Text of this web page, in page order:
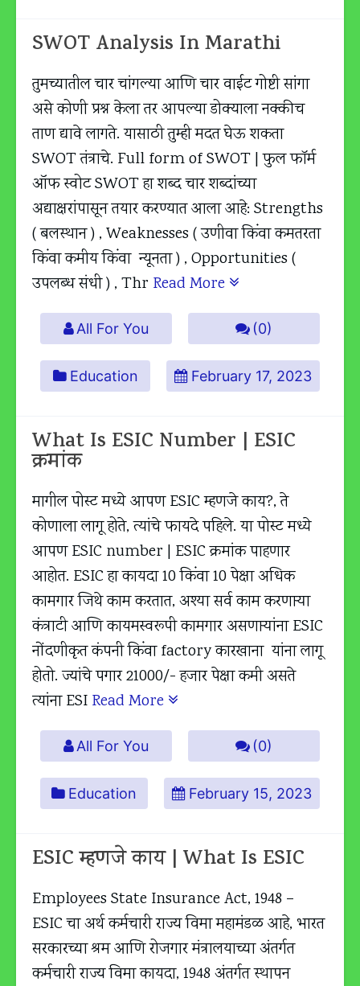
SWOT Analysis In Marathi
तुमच्यातील चार चांगल्या आणि चार वाईट गोष्टी सांगा
असे कोणी प्रश्न केला तर आपल्या डोक्याला नक्कीच
ताण द्यावे लागते. यासाठी तुम्ही मदत घेऊ शकता
SWOT तंत्राचे. Full form of SWOT | फुल फॉर्म
ऑफ स्वोट SWOT हा शब्द चार शब्दांच्या
अद्याक्षरांपासून तयार करण्यात आला आहे: Strengths
( बलस्थान ) , Weaknesses ( उणीवा किंवा कमतरता
किंवा कमीय किंवा न्यूनता ) , Opportunities (
उपलब्ध संधी ) , Thr Read More
All For You (0)
Education February 17, 2023
What Is ESIC Number | ESIC
क्रमांक
मागील पोस्ट मध्ये आपण ESIC म्हणजे काय?, ते
कोणाला लागू होते, त्यांचे फायदे पहिले. या पोस्ट मध्ये
आपण ESIC number | ESIC क्रमांक पाहणार
आहोत. ESIC हा कायदा 10 किंवा 10 पेक्षा अधिक
कामगार जिथे काम करतात, अश्या सर्व काम करणाऱ्या
कंत्राटी आणि कायमस्वरूपी कामगार असणाऱ्यांना ESIC
नोंदणीकृत कंपनी किंवा factory कारखाना यांना लागू
होतो. ज्यांचे पगार 21000/- हजार पेक्षा कमी असते
त्यांना ESI Read More
All For You (0)
Education February 15, 2023
ESIC म्हणजे काय | What Is ESIC
Employees State Insurance Act, 1948 –
ESIC चा अर्थ कर्मचारी राज्य विमा महामंडळ आहे, भारत
सरकारच्या श्रम आणि रोजगार मंत्रालयाच्या अंतर्गत
कर्मचारी राज्य विमा कायदा, 1948 अंतर्गत स्थापन